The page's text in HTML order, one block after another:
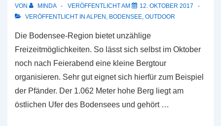
VON MINDA VERÖFFENTLICHT AM
12. OKTOBER 2017
VERÖFFENTLICHT IN ALPEN , BODENSEE, OUTDOOR
Die Bodensee-Region bietet unzählige
Freizeitmöglichkeiten. So lässt sich selbst im Oktober
noch nach Feierabend eine kleine Bergtour
organisieren. Sehr gut eignet sich hierfür zum Beispiel
der Pfänder. Der 1.062 Meter hohe Berg liegt am
östlichen Ufer des Bodensees und gehört …